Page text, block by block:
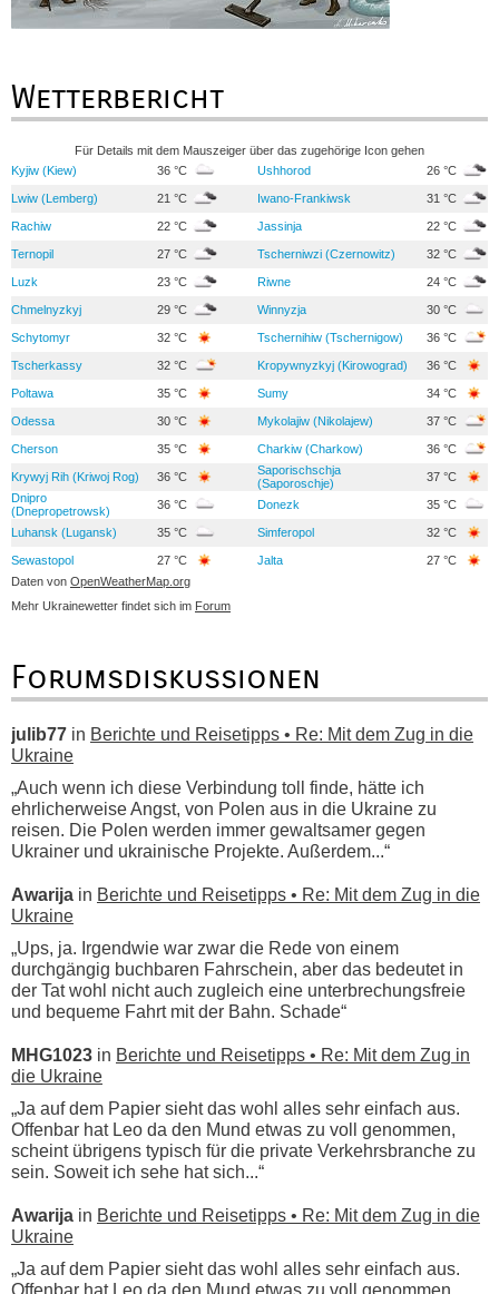
Wetterbericht
Für Details mit dem Mauszeiger über das zugehörige Icon gehen
Kyjiw (Kiew)
36 °C Ushhorod 26 °C
Lwiw (Lemberg) 21 °C Iwano-Frankiwsk 31 °C
Rachiw 22 °C Jassinja 22 °C
Ternopil 27 °C Tscherniwzi (Czernowitz) 32 °C
Luzk 23 °C Riwne 24 °C
Chmelnyzkyj 29 °C Winnyzja 30 °C
Schytomyr 32 °C Tschernihiw (Tschernigow) 36 °C
Tscherkassy 32 °C Kropywnyzkyj (Kirowograd) 36 °C
Poltawa 35 °C Sumy 34 °C
Odessa 30 °C Mykolajiw (Nikolajew) 37 °C
Cherson 35 °C Charkiw (Charkow) 36 °C
Krywyj Rih (Kriwoj Rog) 36 °C
Saporischschja
(Saporoschje)
37 °C
Dnipro
(Dnepropetrowsk)
36 °C Donezk 35 °C
Luhansk (Lugansk) 35 °C Simferopol 32 °C
Sewastopol 27 °C Jalta
27 °C
Daten von OpenWeatherMap.org
Mehr Ukrainewetter findet sich im Forum
Forumsdiskussionen
julib77 in Berichte und Reisetipps • Re: Mit dem Zug in die
Ukraine
„Auch wenn ich diese Verbindung toll finde, hätte ich
ehrlicherweise Angst, von Polen aus in die Ukraine zu
reisen. Die Polen werden immer gewaltsamer gegen
Ukrainer und ukrainische Projekte. Außerdem...“
Awarija in Berichte und Reisetipps • Re: Mit dem Zug in die
Ukraine
„Ups, ja. Irgendwie war zwar die Rede von einem
durchgängig buchbaren Fahrschein, aber das bedeutet in
der Tat wohl nicht auch zugleich eine unterbrechungsfreie
und bequeme Fahrt mit der Bahn. Schade“
MHG1023 in Berichte und Reisetipps • Re: Mit dem Zug in
die Ukraine
„Ja auf dem Papier sieht das wohl alles sehr einfach aus.
Offenbar hat Leo da den Mund etwas zu voll genommen,
scheint übrigens typisch für die private Verkehrsbranche zu
sein. Soweit ich sehe hat sich...“
Awarija in Berichte und Reisetipps • Re: Mit dem Zug in die
Ukraine
„Ja auf dem Papier sieht das wohl alles sehr einfach aus.
Offenbar hat Leo da den Mund etwas zu voll genommen,